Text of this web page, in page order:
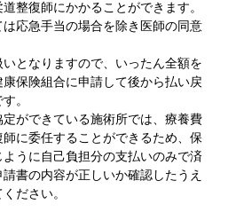
整復師にかかることができます。
は応急手当の場合を除き医師の同意
となりますので、いったん全額を
保険組合に申請して後から払い戻
。
ができている施術所では、療養費
に委任することができるため、保
うに自己負担分の支払いのみで済
書の内容が正しいか確認したうえ
ださい。